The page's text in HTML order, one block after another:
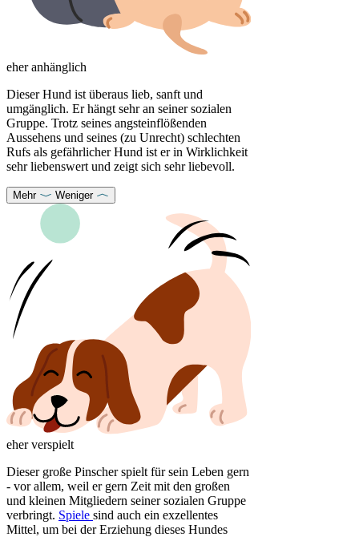
eher anhänglich
Dieser Hund ist überaus lieb, sanft und
umgänglich. Er hängt sehr an seiner sozialen
Gruppe. Trotz seines angsteinflößenden
Aussehens und seines (zu Unrecht) schlechten
Rufs als gefährlicher Hund ist er in Wirklichkeit
sehr liebenswert und zeigt sich sehr liebevoll.
Mehr Weniger
eher verspielt
Dieser große Pinscher spielt für sein Leben gern
- vor allem, weil er gern Zeit mit den großen
und kleinen Mitgliedern seiner sozialen Gruppe
verbringt. Spiele sind auch ein exzellentes
Mittel, um bei der Erziehung dieses Hundes